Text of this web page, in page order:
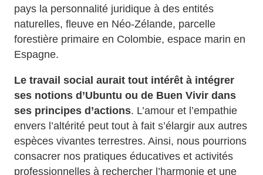
pays la personnalité juridique à des entités
naturelles, fleuve en Néo-Zélande, parcelle
forestière primaire en Colombie, espace marin en
Espagne.
Le travail social aurait tout intérêt à intégrer
ses notions d’Ubuntu ou de Buen Vivir dans
ses principes d’actions. L’amour et l’empathie
envers l’altérité peut tout à fait s’élargir aux autres
espèces vivantes terrestres. Ainsi, nous pourrions
consacrer nos pratiques éducatives et activités
professionnelles à rechercher l’harmonie et une